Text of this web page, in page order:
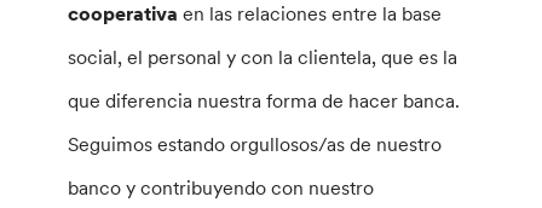
cooperativa en las relaciones entre la base
social, el personal y con la clientela, que es la
que diferencia nuestra forma de hacer banca.
Seguimos estando orgullosos/as de nuestro
banco y contribuyendo con nuestro